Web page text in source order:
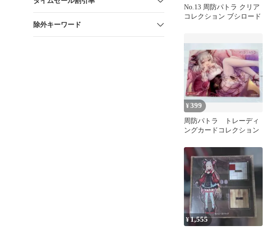
除外キーワード
No.13 周防パトラ クリア
コレクション ブシロード
¥399
周防パトラ トレーディ
ングカードコレクション
¥1,555